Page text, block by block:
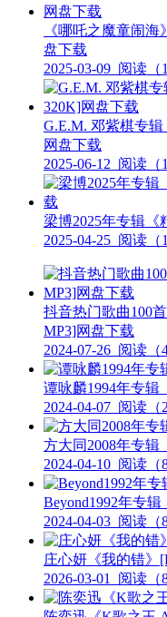
《哪吒之魔童闹
盘下载
2025-03-09 阅读（
G.E.M. 邓紫棋专
网盘下载
2025-06-12 阅读（
梁博2025年专辑《
2025-04-25 阅读（
抖音热门歌曲100
MP3]网盘下载
2024-07-26 阅读（
谭咏麟1994年专辑
2024-04-07 阅读（
方大同2008年专辑
2024-04-10 阅读（
Beyond1992年专
2024-04-03 阅读（
庄心妍《我的错》
2026-03-01
阅读（